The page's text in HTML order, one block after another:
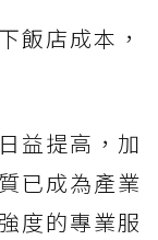
飯店成本，
益提高，加
已成為產業
度的專業服